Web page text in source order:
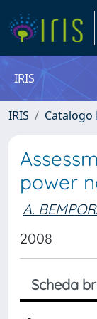
IRIS
IRIS Catalogo
power
A.
2008
Scheda